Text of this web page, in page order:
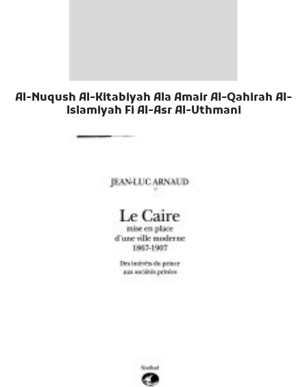
Al-Nuqush Al-Kitabiyah Ala Amair Al-Qahirah Al-
Islamiyah Fi Al-Asr Al-Uthmani